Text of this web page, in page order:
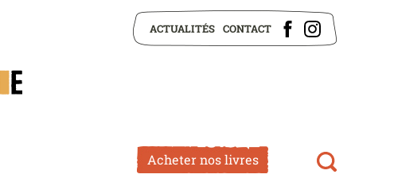
ACTUALITÉS CONTACT
Acheter nos livres